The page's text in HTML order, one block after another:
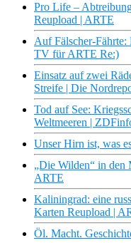
Pro Life –
Reupload | ARTE
Auf Fälscher-
TV für ARTE Re:)
Einsatz auf zwei
Streife | Die
Tod auf See:
Weltmeeren |
Unser Hirn ist, was
„Die Wilden“ in den
ARTE
Kaliningrad: eine
Karten Reupload |
Öl. Macht.